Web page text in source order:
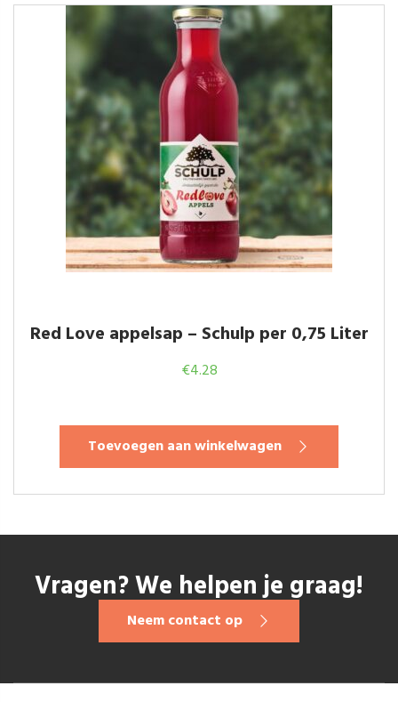
Red Love appelsap – Schulp per 0,75 Liter
€4.28
Toevoegen aan winkelwagen
Vragen? We helpen je graag!
Neem contact op